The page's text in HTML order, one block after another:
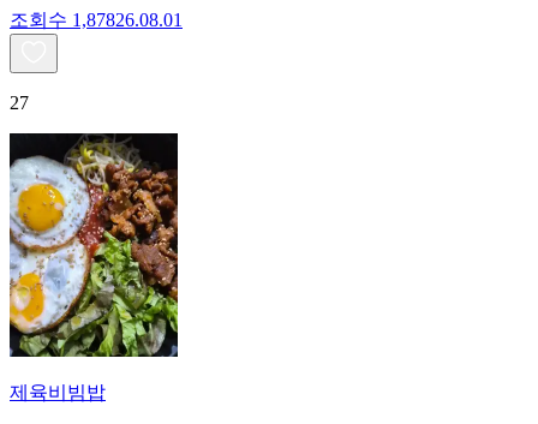
조회수 1,87826.08.01
27
제육비빔밥